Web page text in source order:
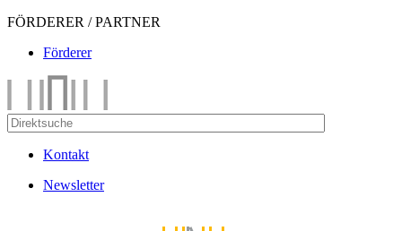
FÖRDERER / PARTNER
Förderer
Kontakt
Newsletter